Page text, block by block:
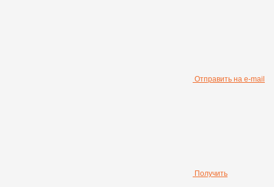
Отправить на e-mail
Получить